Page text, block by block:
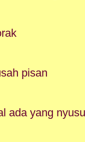
pisan
ada yang